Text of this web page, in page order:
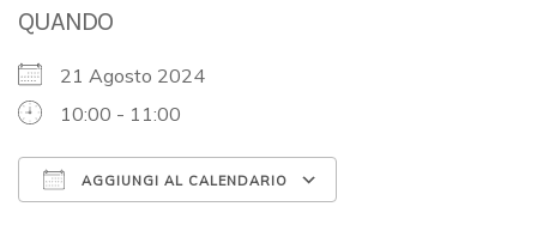
QUANDO
21 Agosto 2024
10:00 - 11:00
AGGIUNGI AL CALENDARIO